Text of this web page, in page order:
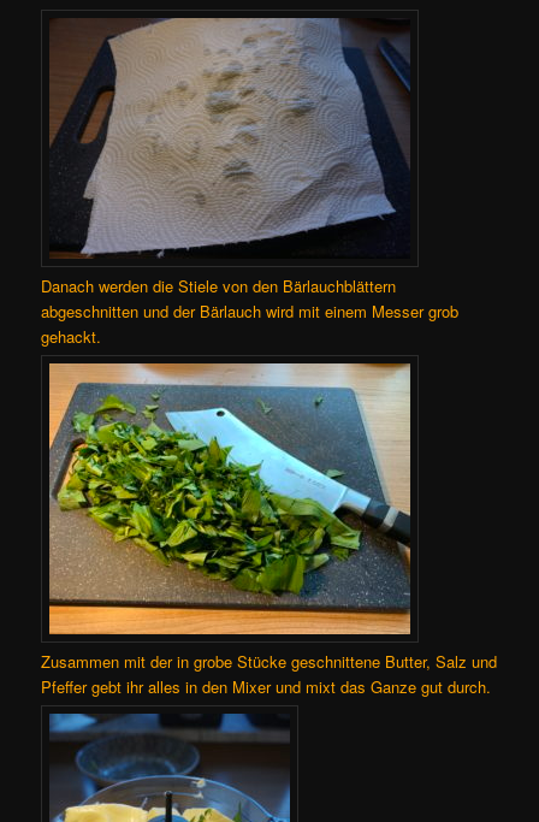
Danach werden die Stiele von den Bärlauchblättern
abgeschnitten und der Bärlauch wird mit einem Messer grob
gehackt.
Zusammen mit der in grobe Stücke geschnittene Butter, Salz und
Pfeffer gebt ihr alles in den Mixer und mixt das Ganze gut durch.